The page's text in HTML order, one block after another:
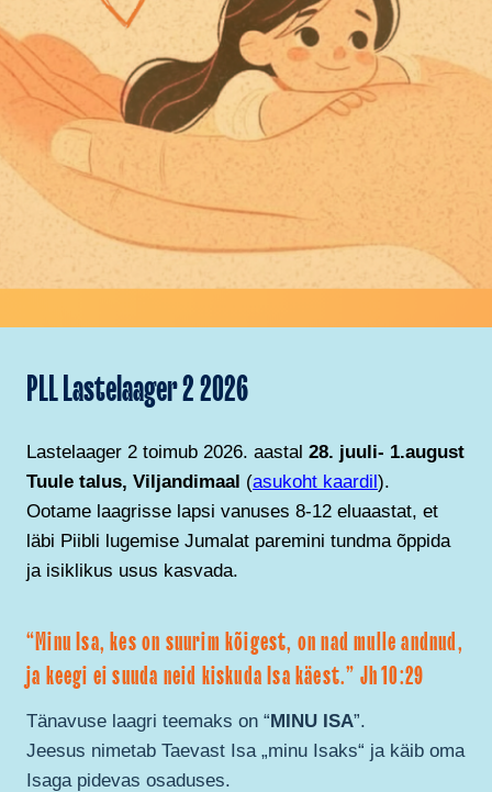
PLL Lastelaager 2 2026
Lastelaager 2 toimub 2026. aastal 28. juuli- 1.august
Tuule talus, Viljandimaal (asukoht kaardil).
Ootame laagrisse lapsi vanuses 8-12 eluaastat, et
läbi Piibli lugemise Jumalat paremini tundma õppida
ja isiklikus usus kasvada.
“Minu Isa, kes on suurim kõigest, on nad mulle andnud,
ja keegi ei suuda neid kiskuda Isa käest.” Jh 10:29
Tänavuse laagri teemaks on “MINU ISA”.
Jeesus nimetab Taevast Isa „minu Isaks“ ja käib oma
Isaga pidevas osaduses.